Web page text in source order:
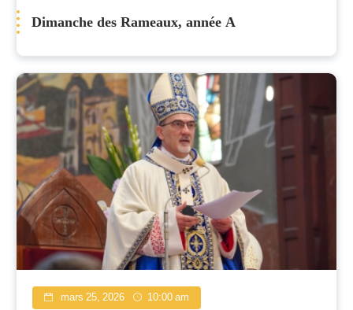
Dimanche des Rameaux, année A
mars 25, 2026 10:00 am